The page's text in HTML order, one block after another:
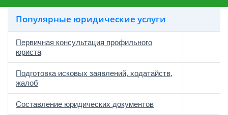
Популярные юридические услуги
Первичная консультация профильного
юриста
Подготовка исковых заявлений, ходатайств,
жалоб
Составление юридических документов